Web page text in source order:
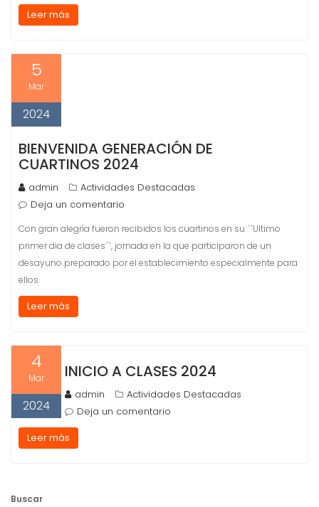
Leer más
5
Mar
2024
BIENVENIDA GENERACIÓN DE
CUARTINOS 2024
admin
Actividades Destacadas
Deja un comentario
Con gran alegría fueron recibidos los cuartinos en su ´´Ultimo
primer dia de clases´´, jornada en la que participaron de un
desayuno preparado por el establecimiento especialmente para
ellos.
Leer más
4
Mar
2024
INICIO A CLASES 2024
admin
Actividades Destacadas
Deja un comentario
Leer más
Buscar